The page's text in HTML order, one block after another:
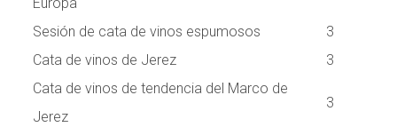
Sesión de cata de vinos espumosos
3
Cata de vinos de Jerez
3
Cata de vinos de tendencia del Marco de
Jerez
3